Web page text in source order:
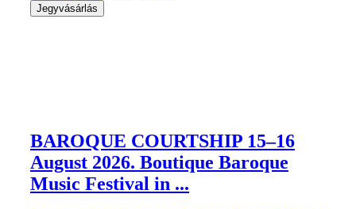
Jegyvásárlás
BAROQUE COURTSHIP 15–16
August 2026. Boutique Baroque
Music Festival in ...